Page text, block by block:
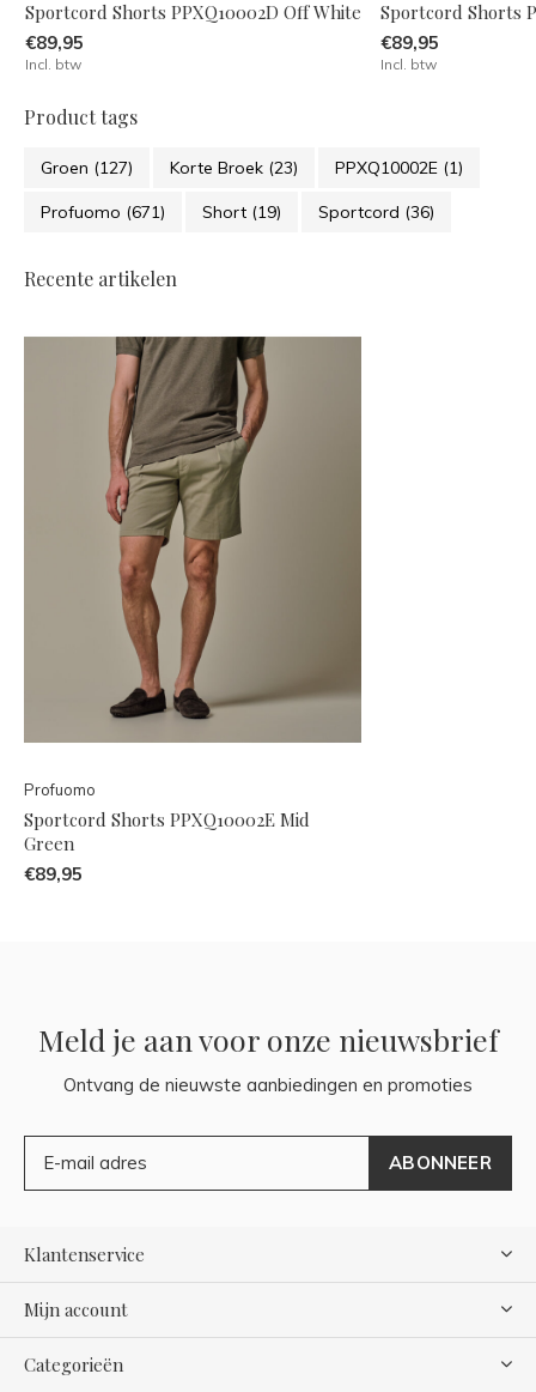
Sportcord Shorts PPXQ10002D Off White
€89,95
Incl. btw
Sportcord Shorts
€89,95
Incl. btw
Product tags
Groen (127) Korte Broek (23) PPXQ10002E (1)
Profuomo (671) Short (19) Sportcord (36)
Recente artikelen
Profuomo
Sportcord Shorts PPXQ10002E Mid
Green
€89,95
Meld je aan voor onze nieuwsbrief
Ontvang de nieuwste aanbiedingen en promoties
ABONNEER
Klantenservice
Mijn account
Categorieën